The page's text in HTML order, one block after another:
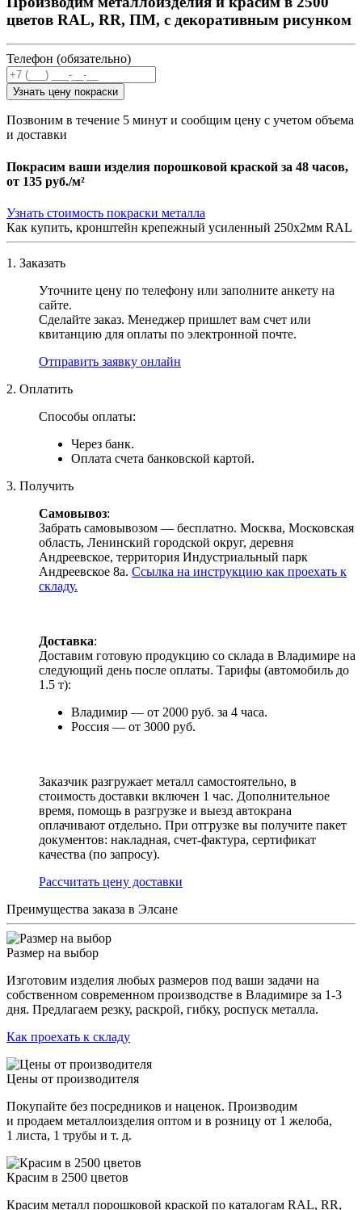
цветов RAL, RR, ПМ, с декоративным рисунком
Телефон (обязательно)
Узнать цену покраски
Позвоним в течение 5 минут и сообщим цену с учетом объема
и доставки
Покрасим ваши изделия порошковой краской за 48 часов,
от 135 руб./м²
Узнать стоимость покраски металла
Как купить, кронштейн крепежный усиленный 250х2мм RAL
1. Заказать
Уточните цену по телефону или заполните анкету на
сайте.
Сделайте заказ. Менеджер пришлет вам счет или
квитанцию для оплаты по электронной почте.
Отправить заявку онлайн
2. Оплатить
Способы оплаты:
Через банк.
Оплата счета банковской картой.
3. Получить
Самовывоз:
Забрать самовывозом — бесплатно. Москва, Московская
область, Ленинский городской округ, деревня
Андреевское, территория Индустриальный парк
Андреевское 8а. Ссылка на инструкцию как проехать к
складу.
Доставка:
Доставим готовую продукцию со склада в Владимире на
следующий день после оплаты. Тарифы (автомобиль до
1.5 т):
Владимир — от 2000 руб. за 4 часа.
Россия — от 3000 руб.
Заказчик разгружает металл самостоятельно, в
стоимость доставки включен 1 час. Дополнительное
время, помощь в разгрузке и выезд автокрана
оплачивают отдельно. При отгрузке вы получите пакет
документов: накладная, счет-фактура, сертификат
качества (по запросу).
Раcсчитать цену доставки
Преимущества заказа в Элсане
Размер на выбор
Изготовим изделия любых размеров под ваши задачи на
собственном современном производстве в Владимире за 1-3
дня. Предлагаем резку, раскрой, гибку, роспуск металла.
Как проехать к складу
Цены от производителя
Покупайте без посредников и наценок. Производим
и продаем металлоизделия оптом и в розницу от 1 желоба,
1 листа, 1 трубы и т. д.
Красим в 2500 цветов
Красим металл порошковой краской по каталогам RAL, RR,